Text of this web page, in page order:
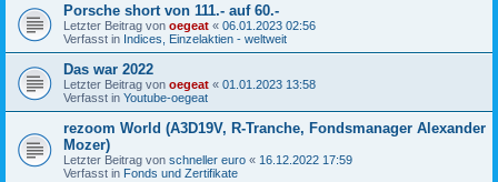
Porsche short von 111.- auf 60.-
Letzter Beitrag von oegeat « 06.01.2023 02:56
Verfasst in Indices, Einzelaktien - weltweit
Das war 2022
Letzter Beitrag von oegeat « 01.01.2023 13:58
Verfasst in Youtube-oegeat
rezoom World (A3D19V, R-Tranche, Fondsmanager Alexander
Mozer)
Letzter Beitrag von schneller euro « 16.12.2022 17:59
Verfasst in Fonds und Zertifikate